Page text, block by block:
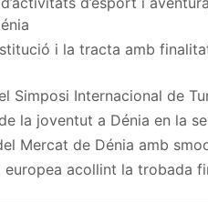
i la tracta amb
Simposi Internacional de
la joventut a Dénia en la
Mercat de Dénia amb
acollint la trobada